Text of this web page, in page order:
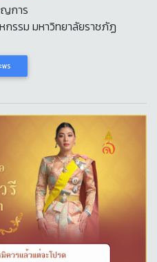
ญการ
กรรม มหาวิทยาลัยราชภัฏ
พร